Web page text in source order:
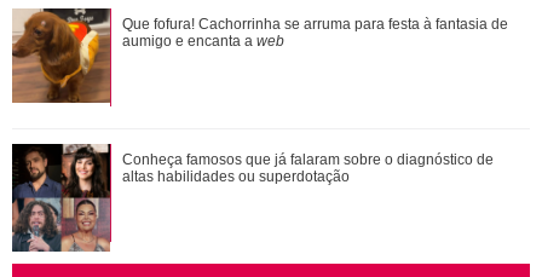
Durante uma conversa com Filiz sobre o ex-marido de
Irmak, Kivanç acaba revelando que Irmak ...
Que fofura! Cachorrinha se arruma para festa à fantasia de
aumigo e encanta a web
Conheça famosos que já falaram sobre o diagnóstico de
altas habilidades ou superdotação